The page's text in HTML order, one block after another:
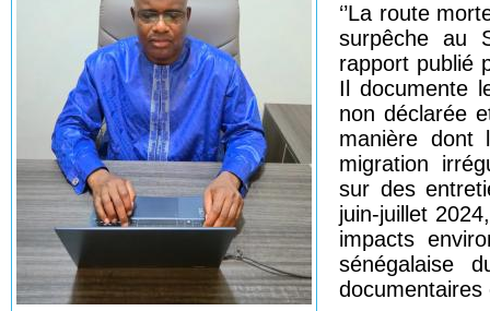
‘’La route
surpêche au
rapport publié
Il documente
non déclarée
manière dont
migration
sur des
juin-juillet
impacts
sénégalaise